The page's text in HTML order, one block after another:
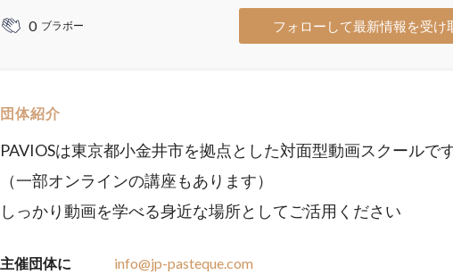
0 ブラボー フォローして最新情報を受け
団体紹介
PAVIOSは東京都小金井市を拠点とした対面型動画スクールで
（一部オンラインの講座もあります）
しっかり動画を学べる身近な場所としてご活用ください
主催団体に
info@jp-pasteque.com